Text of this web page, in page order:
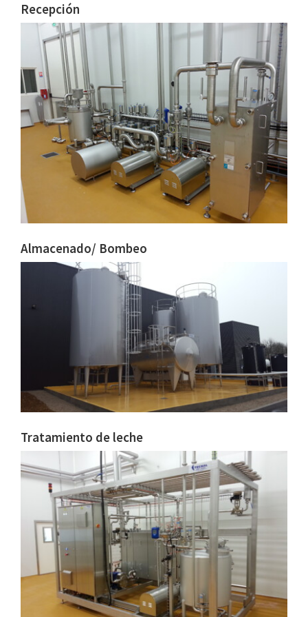
Recepción
Almacenado/ Bombeo
Tratamiento de leche